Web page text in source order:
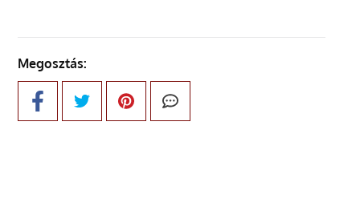
Megosztás: